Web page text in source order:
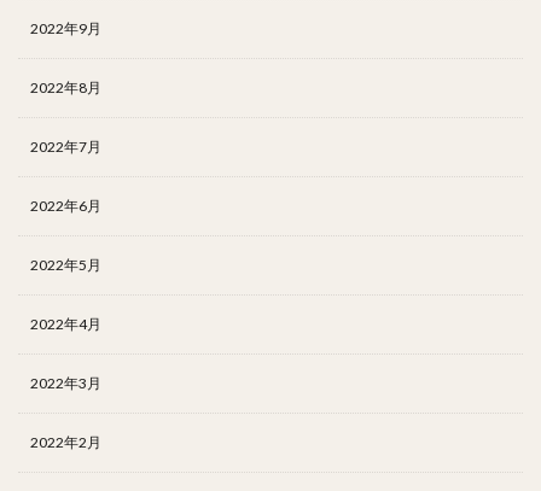
2022年9月
2022年8月
2022年7月
2022年6月
2022年5月
2022年4月
2022年3月
2022年2月